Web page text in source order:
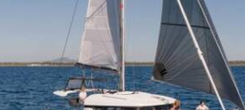
Czarter Jachtów
Flotyllowych
Valovie - Zdalny Asystent
Żeglarski